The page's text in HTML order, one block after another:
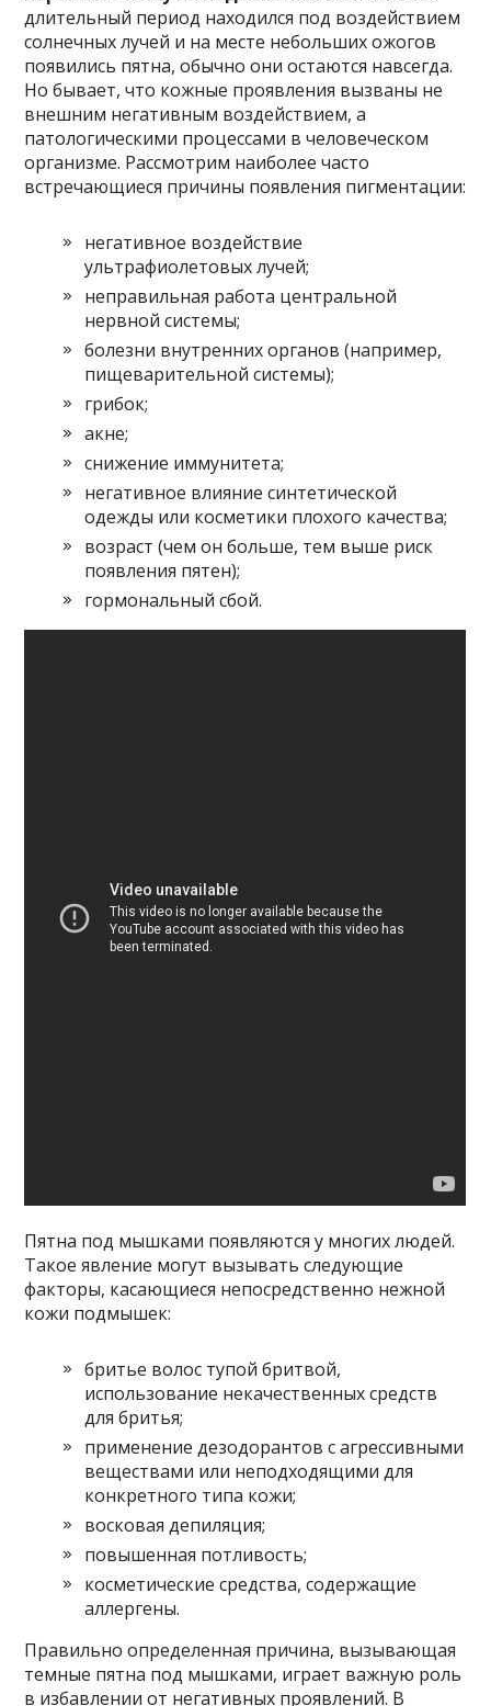
длительный период находился под воздействием
солнечных лучей и на месте небольших ожогов
появились пятна, обычно они остаются навсегда.
Но бывает, что кожные проявления вызваны не
внешним негативным воздействием, а
патологическими процессами в человеческом
организме. Рассмотрим наиболее часто
встречающиеся причины появления пигментации:
негативное воздействие
ультрафиолетовых лучей;
неправильная работа центральной
нервной системы;
болезни внутренних органов (например,
пищеварительной системы);
грибок;
акне;
снижение иммунитета;
негативное влияние синтетической
одежды или косметики плохого качества;
возраст (чем он больше, тем выше риск
появления пятен);
гормональный сбой.
Пятна под мышками появляются у многих людей.
Такое явление могут вызывать следующие
факторы, касающиеся непосредственно нежной
кожи подмышек:
бритье волос тупой бритвой,
использование некачественных средств
для бритья;
применение дезодорантов с агрессивными
веществами или неподходящими для
конкретного типа кожи;
восковая депиляция;
повышенная потливость;
косметические средства, содержащие
аллергены.
Правильно определенная причина, вызывающая
темные пятна под мышками, играет важную роль
в избавлении от негативных проявлений. В